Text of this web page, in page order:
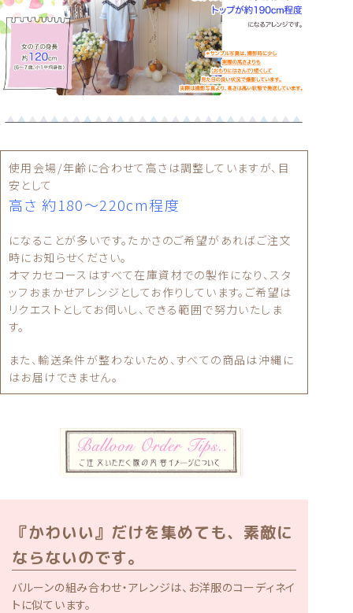
使用会場/年齢に合わせて高さは調整していますが、目
安として
高さ 約180〜220cm程度
になることが多いです。たかさのご希望があればご注文
時にお知らせください。
オマカセコースはすべて在庫資材での製作になり、スタ
ッフおまかせアレンジとしてお作りしています。ご希望は
リクエストとしてお伺いし、できる範囲で努力いたしま
す。
また、輸送条件が整わないため、すべての商品は沖縄に
はお届けできません。
『かわいい』だけを集めても、素敵に
ならないのです。
バルーンの組み合わせ・アレンジは、お洋服のコーディネイ
トに似ています。